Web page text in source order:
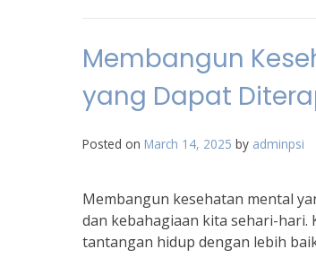
Membangun
yang Dapat
Posted on March 14, 2025 by adminpsi
Membangun kesehatan mental
dan kebahagiaan kita sehari-hari.
tantangan hidup dengan lebih